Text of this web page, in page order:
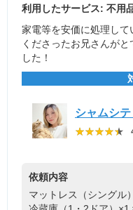
利用したサービス: 不用
家電等を安価に処理し
くださったお兄さんが
した！
シャムシテ
★★★★★
★★★★★
依頼内容
マットレス（シングル